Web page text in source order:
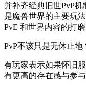
并补齐经典旧世PvP
是魔兽世界的主要玩
PvE 和世界内容的打磨
PvP不该只是无休止地
有玩家表示如果怀旧
有更高的存在感与参与